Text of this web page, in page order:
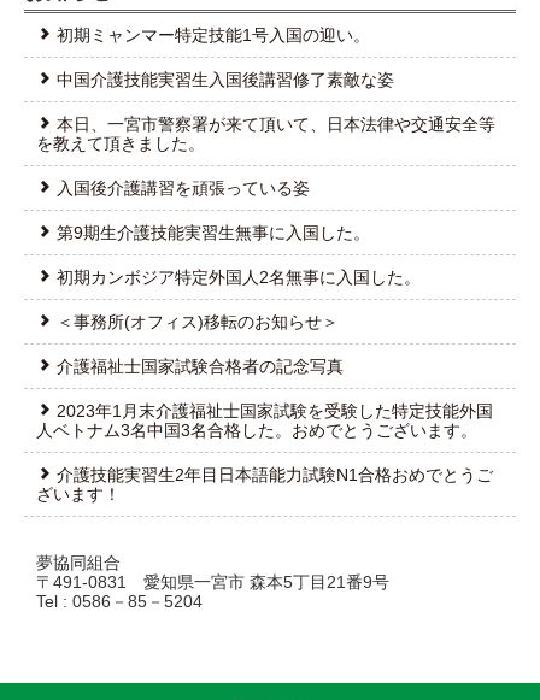
初期ミャンマー特定技能1号入国の迎い。
中国介護技能実習生入国後講習修了素敵な姿
本日、一宮市警察署が来て頂いて、日本法律や交通安全等
を教えて頂きました。
入国後介護講習を頑張っている姿
第9期生介護技能実習生無事に入国した。
初期カンボジア特定外国人2名無事に入国した。
＜事務所(オフィス)移転のお知らせ＞
介護福祉士国家試験合格者の記念写真
2023年1月末介護福祉士国家試験を受験した特定技能外国
人ベトナム3名中国3名合格した。おめでとうございます。
介護技能実習生2年目日本語能力試験N1合格おめでとうご
ざいます！
夢協同組合
〒491-0831 愛知県一宮市 森本5丁目21番9号
Tel : 0586－85－5204